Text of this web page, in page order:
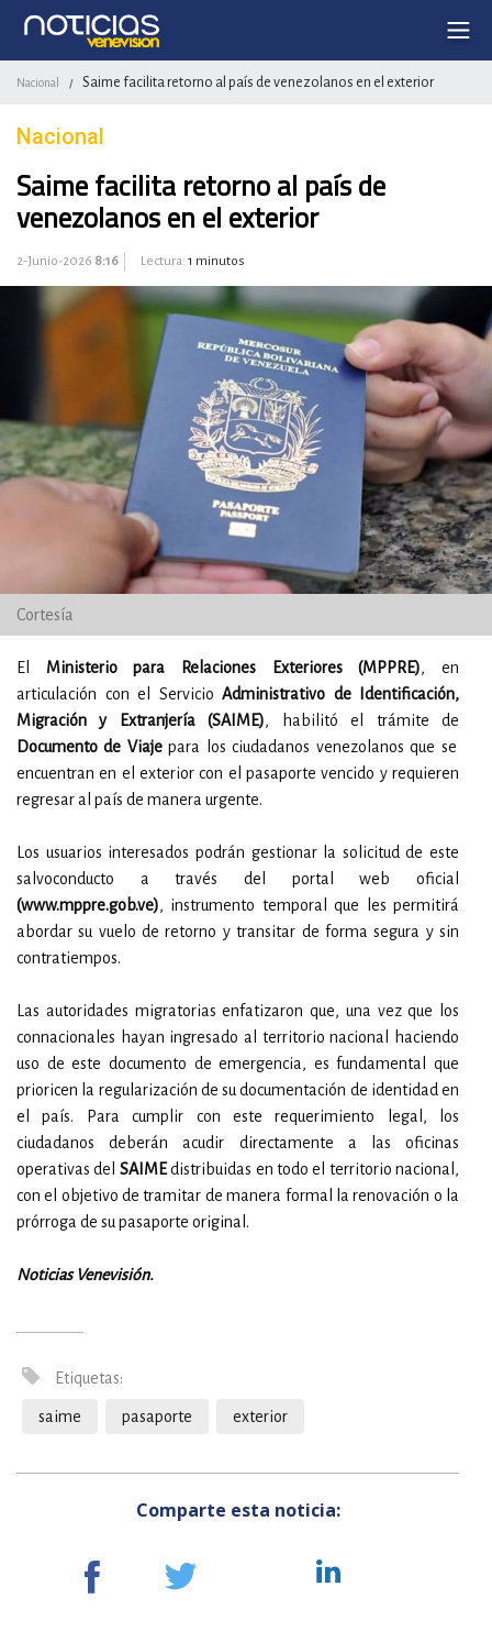
Nacional / Saime facilita retorno al país de venezolanos en el exterior
Nacional
Saime facilita retorno al país de
venezolanos en el exterior
2-Junio-2026 8:16 Lectura: 1 minutos
Cortesía
El Ministerio para Relaciones Exteriores (MPPRE), en
articulación con el Servicio Administrativo de Identificación,
Migración y Extranjería (SAIME), habilitó el trámite de
Documento de Viajepara los ciudadanos venezolanos que se
encuentran en el exterior con el pasaporte vencido y requieren
regresar al país de manera urgente.
Los usuarios interesados podrán gestionar la solicitud de este
salvoconducto a través del portal web oficial
(www.mppre.gob.ve), instrumento temporal que les permitirá
abordar su vuelo de retorno y transitar de forma segura y sin
contratiempos.
Las autoridades migratorias enfatizaron que, una vez que los
connacionales hayan ingresado al territorio nacional haciendo
uso de este documento de emergencia, es fundamental que
prioricen la regularización de su documentación de identidad en
el país. Para cumplir con este requerimiento legal, los
ciudadanos deberán acudir directamente a las oficinas
operativas del SAIMEdistribuidas en todo el territorio nacional,
con el objetivo de tramitar de manera formal la renovación o la
prórroga de su pasaporte original.
Noticias Venevisión.
Etiquetas:
saime pasaporte exterior
Comparte esta noticia: